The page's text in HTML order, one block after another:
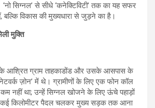
‘नो सिग्नल’ से सीधे ‘कनेक्टिविटी’ तक का यह सफर
विकास की मुख्यधारा से जुड़ने का है।
मुक्ति
के आश्रित ग्राम ताहकाडोंड और उसके आसपास के
ज़ोन’ में थे। ग्रामीणों के लिए एक फोन कॉल
नहीं था; उन्हें सिग्नल खोजने के लिए ऊंचे पहाड़ों
कई किलोमीटर पैदल चलकर मुख्य सड़क तक आना